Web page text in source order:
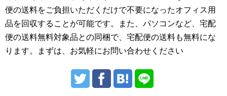
便の送料をご負担いただくだけで不要になったオフィス用
品を回収することが可能です。また、パソコンなど、宅配
便の送料無料対象品との同梱で、宅配便の送料も無料にな
ります。まずは、お気軽にお問い合わせください